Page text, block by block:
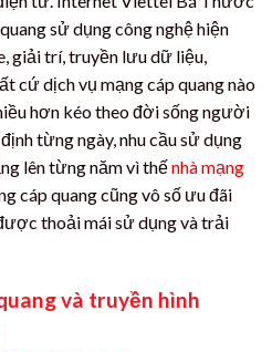
sử dụng công nghệ hiện
giải trí, truyền lưu dữ liệu,
cứ dịch vụ mạng cáp quang nào
hơn kéo theo đời sống người
từng ngày, nhu cầu sử dụng
lên từng năm vì thếnhà mạng
cáp quang cũng vô số ưu đãi
thoải mái sử dụng và trải
và truyền hình